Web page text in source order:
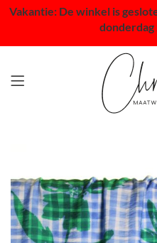
Vakantie: De winkel is
donderdag